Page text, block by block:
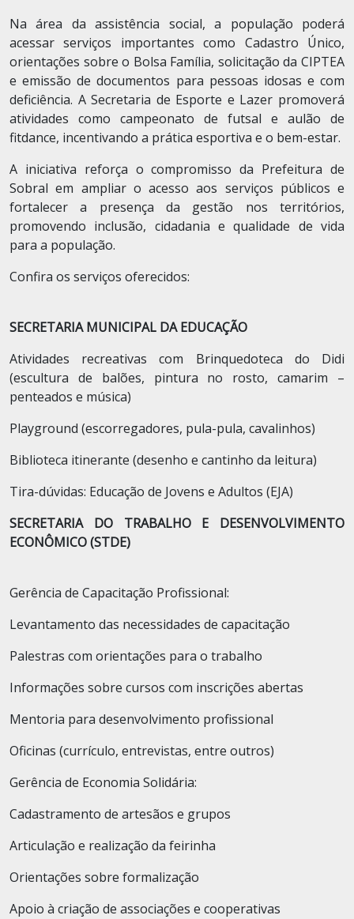
Na área da assistência social, a população poderá
acessar serviços importantes como Cadastro Único,
orientações sobre o Bolsa Família, solicitação da CIPTEA
e emissão de documentos para pessoas idosas e com
deficiência. A Secretaria de Esporte e Lazer promoverá
atividades como campeonato de futsal e aulão de
fitdance, incentivando a prática esportiva e o bem-estar.
A iniciativa reforça o compromisso da Prefeitura de
Sobral em ampliar o acesso aos serviços públicos e
fortalecer a presença da gestão nos territórios,
promovendo inclusão, cidadania e qualidade de vida
para a população.
Confira os serviços oferecidos:
SECRETARIA MUNICIPAL DA EDUCAÇÃO
Atividades recreativas com Brinquedoteca do Didi
(escultura de balões, pintura no rosto, camarim –
penteados e música)
Playground (escorregadores, pula-pula, cavalinhos)
Biblioteca itinerante (desenho e cantinho da leitura)
Tira-dúvidas: Educação de Jovens e Adultos (EJA)
SECRETARIA DO TRABALHO E DESENVOLVIMENTO
ECONÔMICO (STDE)
Gerência de Capacitação Profissional:
Levantamento das necessidades de capacitação
Palestras com orientações para o trabalho
Informações sobre cursos com inscrições abertas
Mentoria para desenvolvimento profissional
Oficinas (currículo, entrevistas, entre outros)
Gerência de Economia Solidária:
Cadastramento de artesãos e grupos
Articulação e realização da feirinha
Orientações sobre formalização
Apoio à criação de associações e cooperativas